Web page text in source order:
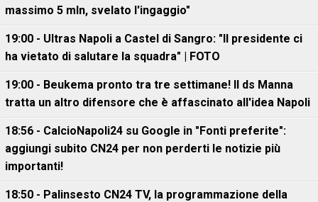
massimo 5 mln, svelato l'ingaggio"
19:00 - Ultras Napoli a Castel di Sangro: "Il presidente ci
ha vietato di salutare la squadra" | FOTO
19:00 - Beukema pronto tra tre settimane! Il ds Manna
tratta un altro difensore che è affascinato all'idea Napoli
18:56 - CalcioNapoli24 su Google in "Fonti preferite":
aggiungi subito CN24 per non perderti le notizie più
importanti!
18:50 - Palinsesto CN24 TV, la programmazione della